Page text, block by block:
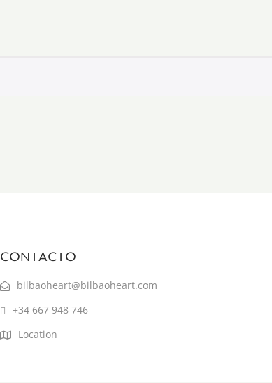
CONTACTO
bilbaoheart@bilbaoheart.com
+34 667 948 746
Location